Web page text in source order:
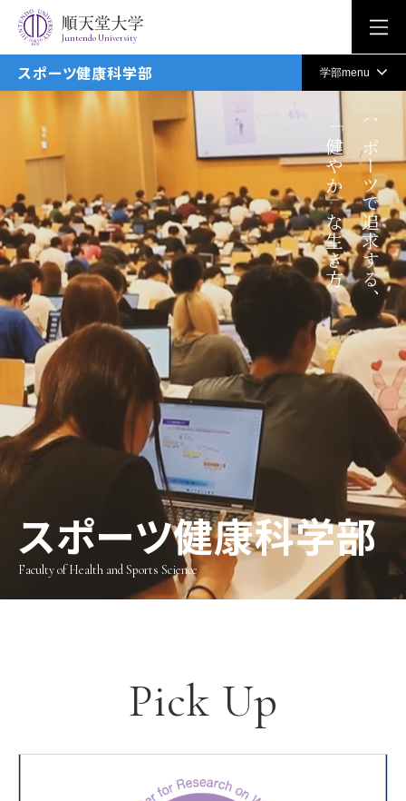
Juntendo University
スポーツ健康科学部 学部menu
スポーツ健康科学部
Faculty of Health and Sports Science
スポーツで追求する、
「健やか」な生き方
Pick Up